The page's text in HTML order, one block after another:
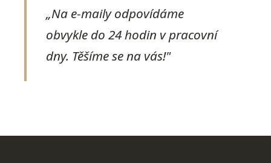
„Na e-maily odpovídáme
obvykle do 24 hodin v pracovní
dny. Těšíme se na vás!"